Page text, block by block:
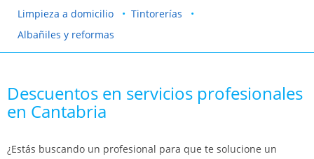
Limpieza a domicilio
Tintorerías
Albañiles y reformas
Descuentos en servicios profesionales
en Cantabria
¿Estás buscando un profesional para que te solucione un